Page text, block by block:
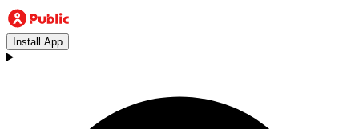
Install App